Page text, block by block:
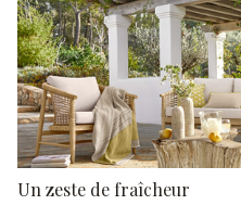
Un zeste de fraîcheur